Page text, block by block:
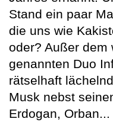
Stand ein paar
die uns wie
oder? Außer dem
genannten Duo
rätselhaft
Musk nebst
Erdogan,